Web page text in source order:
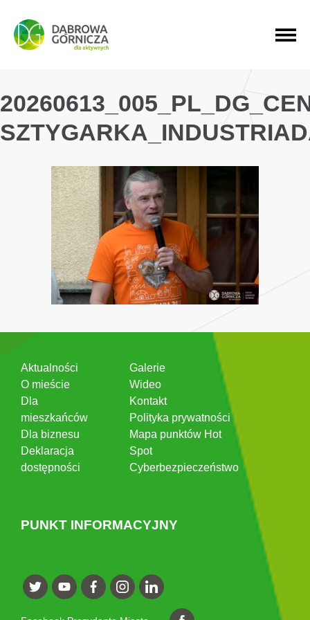
PRZEJDŹ DO MENU GŁÓWNEGO
PRZEJDŹ DO WYSZUKIWARKI
PRZEJDŹ DO TREŚCI
Aktualności
O mieście
Dla
mieszkańców
Dla biznesu
Deklaracja
dostępności
Galerie
Wideo
Kontakt
Polityka prywatności
Mapa punktów Hot
Spot
Cyberbezpieczeństwo
PUNKT INFORMACYJNY